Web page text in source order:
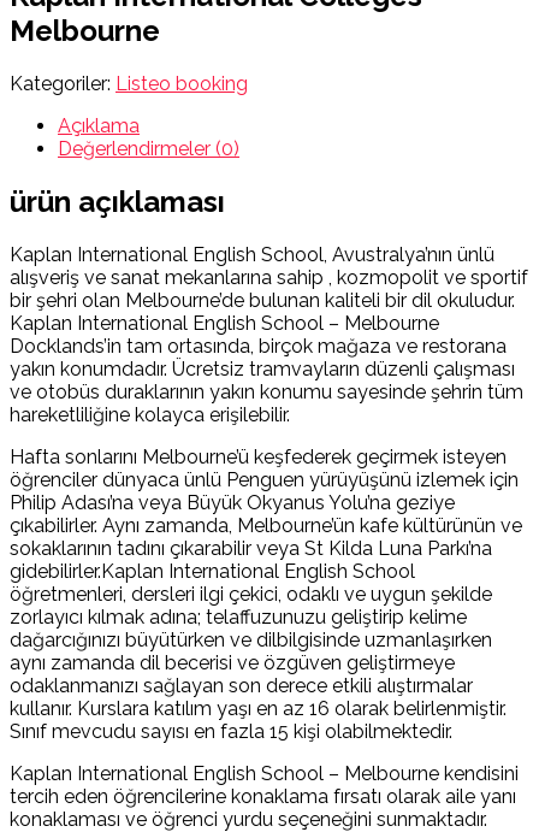
Melbourne
Kategoriler: Listeo booking
Açıklama
Değerlendirmeler (0)
ürün açıklaması
Kaplan International English School, Avustralya’nın ünlü
alışveriş ve sanat mekanlarına sahip , kozmopolit ve sportif
bir şehri olan Melbourne’de bulunan kaliteli bir dil okuludur.
Kaplan International English School – Melbourne
Docklands’in tam ortasında, birçok mağaza ve restorana
yakın konumdadır. Ücretsiz tramvayların düzenli çalışması
ve otobüs duraklarının yakın konumu sayesinde şehrin tüm
hareketliliğine kolayca erişilebilir.
Hafta sonlarını Melbourne’ü keşfederek geçirmek isteyen
öğrenciler dünyaca ünlü Penguen yürüyüşünü izlemek için
Philip Adası’na veya Büyük Okyanus Yolu’na geziye
çıkabilirler. Aynı zamanda, Melbourne’ün kafe kültürünün ve
sokaklarının tadını çıkarabilir veya St Kilda Luna Parkı’na
gidebilirler.Kaplan International English School
öğretmenleri, dersleri ilgi çekici, odaklı ve uygun şekilde
zorlayıcı kılmak adına; telaffuzunuzu geliştirip kelime
dağarcığınızı büyütürken ve dilbilgisinde uzmanlaşırken
aynı zamanda dil becerisi ve özgüven geliştirmeye
odaklanmanızı sağlayan son derece etkili alıştırmalar
kullanır. Kurslara katılım yaşı en az 16 olarak belirlenmiştir.
Sınıf mevcudu sayısı en fazla 15 kişi olabilmektedir.
Kaplan International English School – Melbourne kendisini
tercih eden öğrencilerine konaklama fırsatı olarak aile yanı
konaklaması ve öğrenci yurdu seçeneğini sunmaktadır.